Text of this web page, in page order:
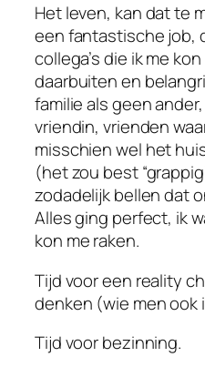
Het leven, kan dat te
een fantastische job,
collega’s die ik me
daarbuiten en
familie als geen
vriendin, vrienden
misschien wel het
(het zou best
zodadelijk bellen dat
Alles ging perfect, ik
kon me raken.
Tijd voor een reality
denken (wie men ook
Tijd voor bezinning.